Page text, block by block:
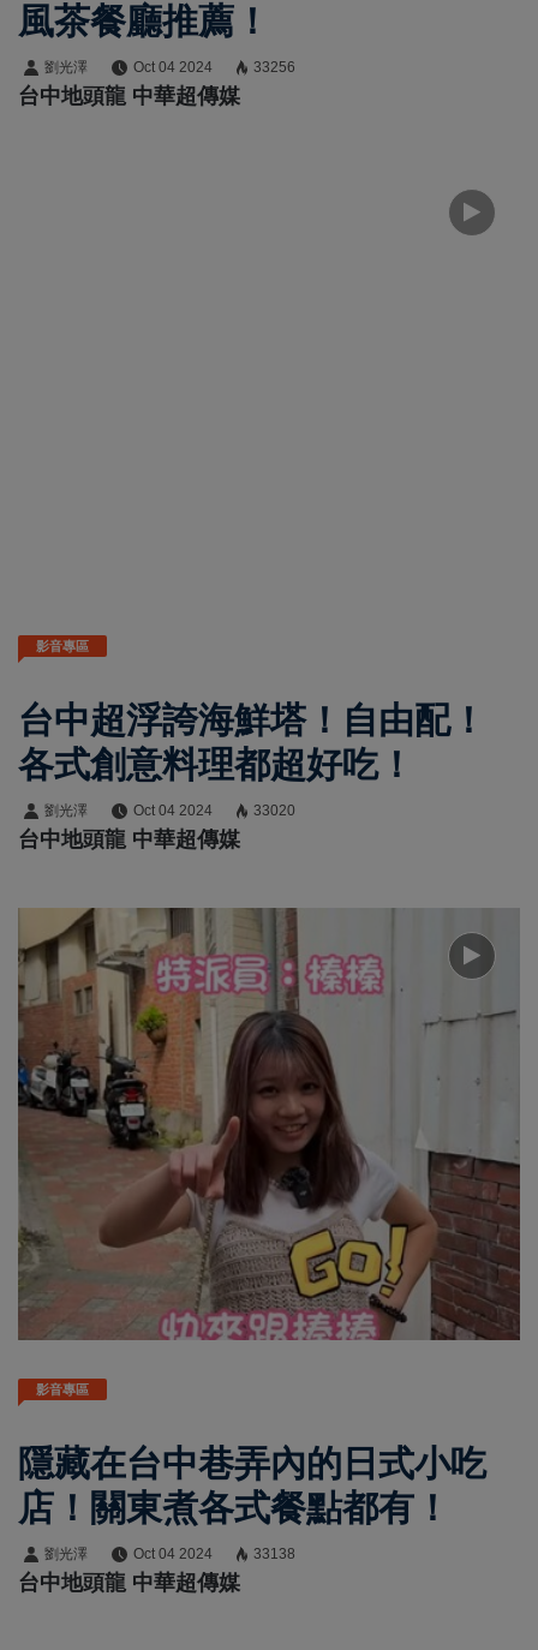
風茶餐廳推薦！
劉光澤 Oct 04 2024 33256
台中地頭龍 中華超傳媒
影音專區
台中超浮誇海鮮塔！自由配！
各式創意料理都超好吃！
劉光澤 Oct 04 2024 33020
台中地頭龍 中華超傳媒
影音專區
隱藏在台中巷弄內的日式小吃
店！關東煮各式餐點都有！
劉光澤 Oct 04 2024 33138
台中地頭龍 中華超傳媒